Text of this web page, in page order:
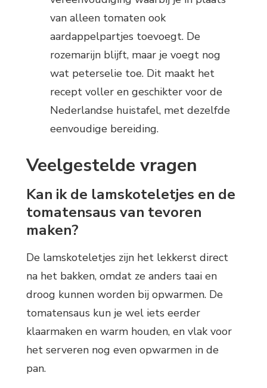
van alleen tomaten ook
aardappelpartjes toevoegt. De
rozemarijn blijft, maar je voegt nog
wat peterselie toe. Dit maakt het
recept voller en geschikter voor de
Nederlandse huistafel, met dezelfde
eenvoudige bereiding.
Veelgestelde vragen
Kan ik de lamskoteletjes en de
tomatensaus van tevoren
maken?
De lamskoteletjes zijn het lekkerst direct
na het bakken, omdat ze anders taai en
droog kunnen worden bij opwarmen. De
tomatensaus kun je wel iets eerder
klaarmaken en warm houden, en vlak voor
het serveren nog even opwarmen in de
pan.